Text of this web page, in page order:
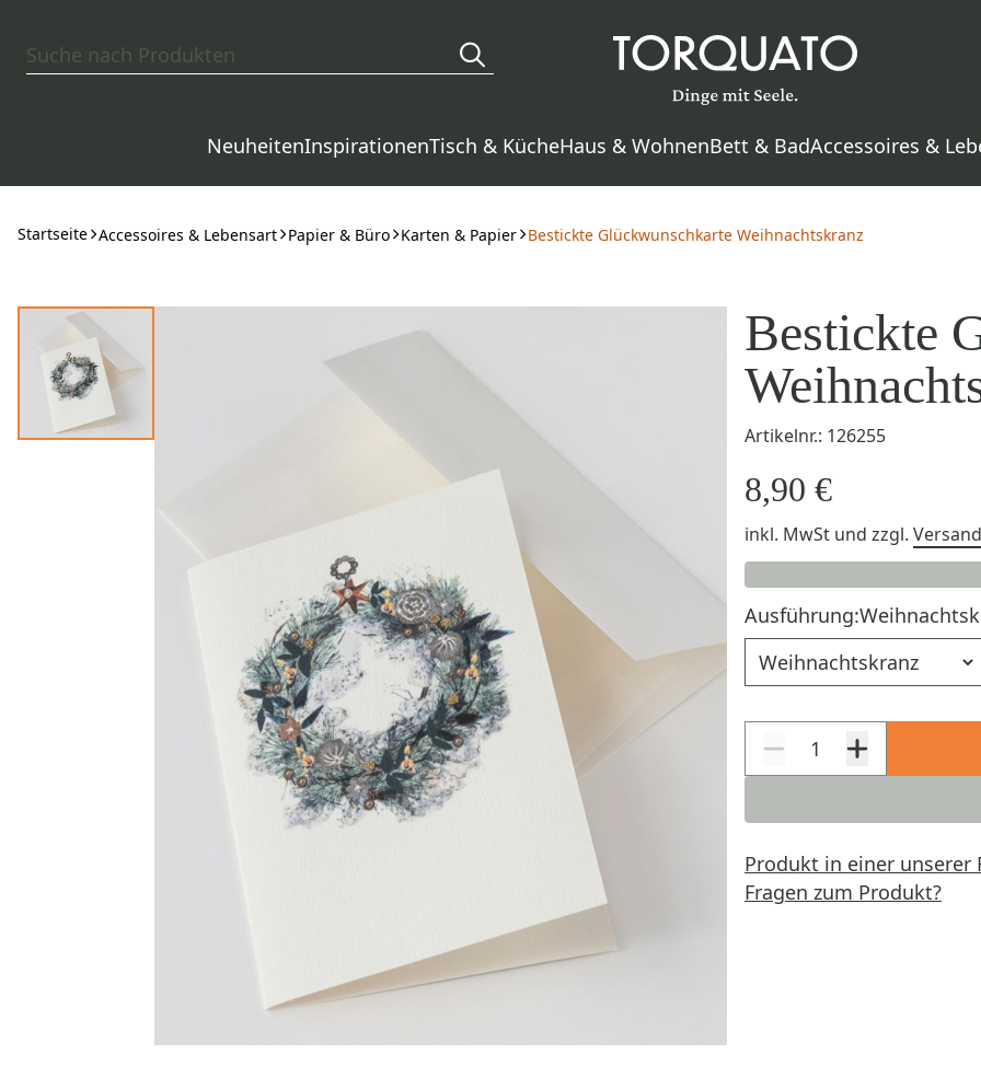
NeuheitenInspirationenTisch & KücheHaus & WohnenBett & BadAccessoires &
Startseite Accessoires & Lebensart Papier & Büro Karten & Papier Bestickte Glückwunschkarte Weihnachtskranz
Bestickte
Artikelnr.: 126255
8,90 €
inkl. MwSt und zzgl. Versand
Ausführung:
Produkt in einer unserer
Fragen zum Produkt?